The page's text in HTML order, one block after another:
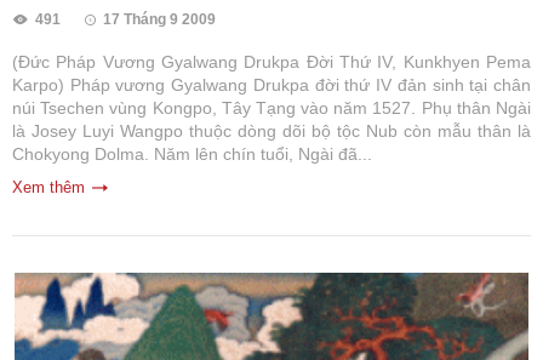
491 17 Tháng 9 2009
(Đức Pháp Vương Gyalwang Drukpa Đời Thứ IV, Kunkhyen Pema
Karpo) Pháp vương Gyalwang Drukpa đời thứ IV đản sinh tại chân
núi Tsechen vùng Kongpo, Tây Tạng vào năm 1527. Phụ thân Ngài
là Josey Luyi Wangpo thuộc dòng dõi bộ tộc Nub còn mẫu thân là
Chokyong Dolma. Năm lên chín tuổi, Ngài đã...
Xem thêm